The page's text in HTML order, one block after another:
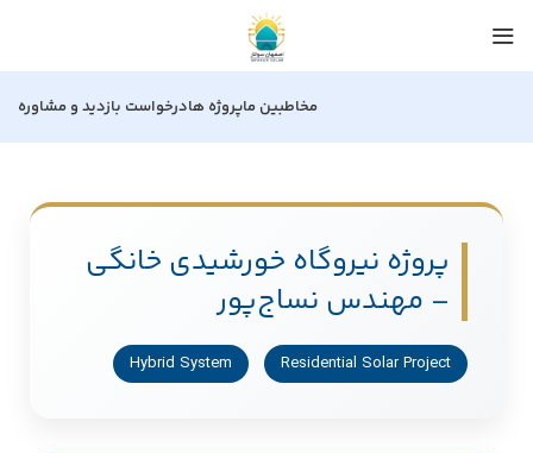
مخاطبین ماپروژه هادرخواست بازدید و مشاوره
پروژه نیروگاه خورشیدی خانگی
– مهندس نساج‌پور
Residential Solar Project
Hybrid System